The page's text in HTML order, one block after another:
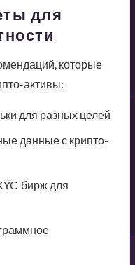
для
которые
активы:
для разных целей
данные с крипто-
бирж для